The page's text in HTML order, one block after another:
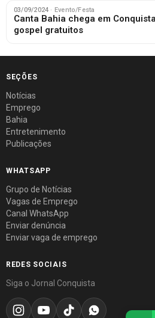
03/09/2024 · Evento/Festa
Canta Bahia chega em
gospel gratuitos
SEÇÕES
Notícias
Emprego
Bahia
Entretenimento
Publicações
WHATSAPP
Grupo de Notícias
Vagas de Emprego
Canal WhatsApp
Enviar denúncia
Enviar vaga de emprego
REDES SOCIAIS
Siga o Jornal Conquista